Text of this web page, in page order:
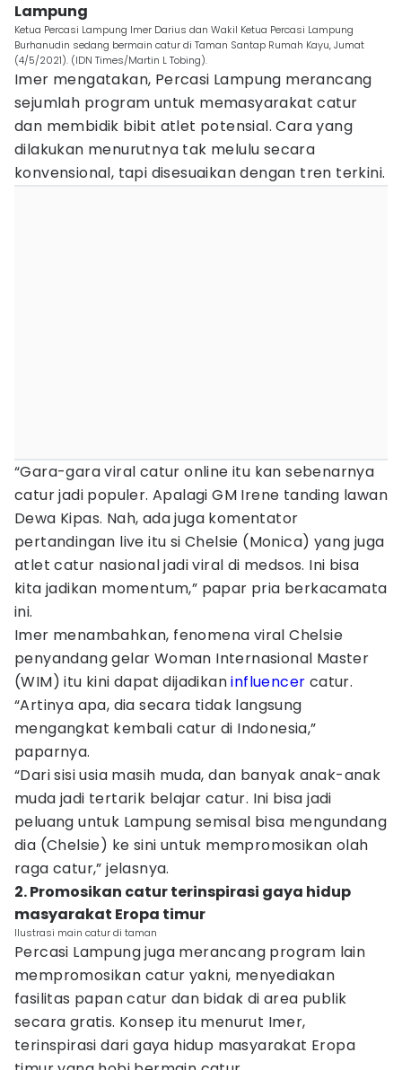
Lampung
Ketua Percasi Lampung Imer Darius dan Wakil Ketua Percasi Lampung
Burhanudin sedang bermain catur di Taman Santap Rumah Kayu, Jumat
(4/5/2021). (IDN Times/Martin L Tobing).
Imer mengatakan, Percasi Lampung merancang
sejumlah program untuk memasyarakat catur
dan membidik bibit atlet potensial. Cara yang
dilakukan menurutnya tak melulu secara
konvensional, tapi disesuaikan dengan tren terkini.
“Gara-gara viral catur online itu kan sebenarnya
catur jadi populer. Apalagi GM Irene tanding lawan
Dewa Kipas. Nah, ada juga komentator
pertandingan live itu si Chelsie (Monica) yang juga
atlet catur nasional jadi viral di medsos. Ini bisa
kita jadikan momentum,” papar pria berkacamata
ini.
Imer menambahkan, fenomena viral Chelsie
penyandang gelar Woman Internasional Master
(WIM) itu kini dapat dijadikaninfluencer catur.
“Artinya apa, dia secara tidak langsung
mengangkat kembali catur di Indonesia,”
paparnya.
“Dari sisi usia masih muda, dan banyak anak-anak
muda jadi tertarik belajar catur. Ini bisa jadi
peluang untuk Lampung semisal bisa mengundang
dia (Chelsie) ke sini untuk mempromosikan olah
raga catur,” jelasnya.
2. Promosikan catur terinspirasi gaya hidup
masyarakat Eropa timur
Ilustrasi main catur di taman
Percasi Lampung juga merancang program lain
mempromosikan catur yakni, menyediakan
fasilitas papan catur dan bidak di area publik
secara gratis. Konsep itu menurut Imer,
terinspirasi dari gaya hidup masyarakat Eropa